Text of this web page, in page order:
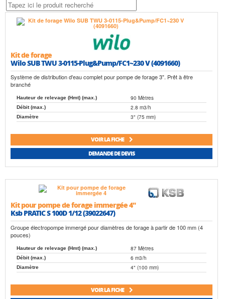
Kit de forage
Wilo SUB TWU 3-0115-Plug&Pump/FC1~230 V (4091660)
Système de distribution d'eau complet pour pompe de forage 3". Prêt à être
branché
Hauteur de relevage (Hmt) (max.) 90 Mètres
Débit (max.) 2.8 m3/h
Diamètre 3" (75 mm)
VOIR LA FICHE
DEMANDE DE DEVIS
Kit pour pompe de forage immergée 4"
Ksb PRATIC S 100D 1/12 (39022647)
Groupe électropompe immergé pour diamètres de forage à partir de 100 mm (4
pouces)
Hauteur de relevage (Hmt) (max.) 87 Mètres
Débit (max.) 6 m3/h
Diamètre 4" (100 mm)
VOIR LA FICHE